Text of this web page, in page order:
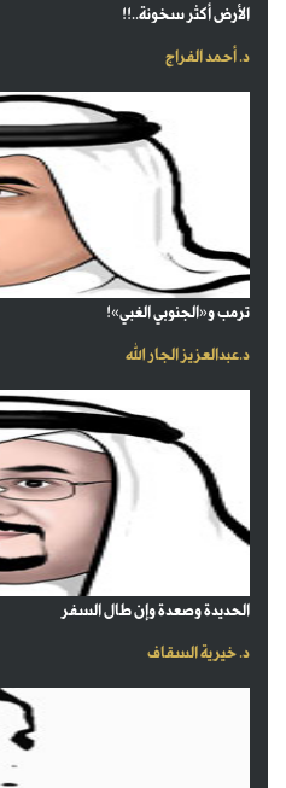
الأرض أكثر سخونة..!!
د. أحمد الفراج
ترمب و«الجنوبي الغبي»!
د.عبدالعزيز الجار الله
الحديدة وصعدة وإن طال السفر
د. خيرية السقاف